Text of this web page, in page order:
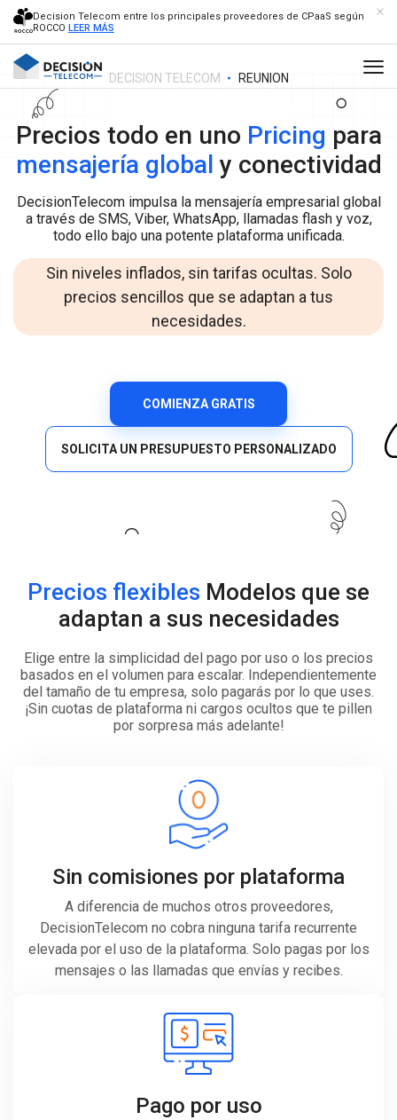
Decision Telecom entre los principales proveedores de CPaaS según
ROCCO LEER MÁS
DECISION TELECOM REUNION
Precios todo en uno Pricing para
mensajería global y conectividad
DecisionTelecom impulsa la mensajería empresarial global
a través de SMS, Viber, WhatsApp, llamadas flash y voz,
todo ello bajo una potente plataforma unificada.
Sin niveles inflados, sin tarifas ocultas. Solo
precios sencillos que se adaptan a tus
necesidades.
COMIENZA GRATIS
SOLICITA UN PRESUPUESTO PERSONALIZADO
Precios flexibles Modelos que se
adaptan a sus necesidades
Elige entre la simplicidad del pago por uso o los precios
basados en el volumen para escalar. Independientemente
del tamaño de tu empresa, solo pagarás por lo que uses.
¡Sin cuotas de plataforma ni cargos ocultos que te pillen
por sorpresa más adelante!
Sin comisiones por plataforma
A diferencia de muchos otros proveedores,
DecisionTelecom no cobra ninguna tarifa recurrente
elevada por el uso de la plataforma. Solo pagas por los
mensajes o las llamadas que envías y recibes.
Pago por uso